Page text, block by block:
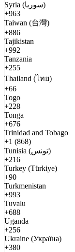
Syria (سوريا)
+963
Taiwan (台灣)
+886
Tajikistan
+992
Tanzania
+255
Thailand (ไทย)
+66
Togo
+228
Tonga
+676
Trinidad and Tobago
+1 (868)
Tunisia (تونس)
+216
Turkey (Türkiye)
+90
Turkmenistan
+993
Tuvalu
+688
Uganda
+256
Ukraine (Україна)
+380